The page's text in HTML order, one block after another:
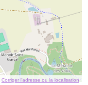
Corriger l’adresse ou la localisation